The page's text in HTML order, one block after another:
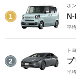
1
ホ
平
2
ト
プ
平